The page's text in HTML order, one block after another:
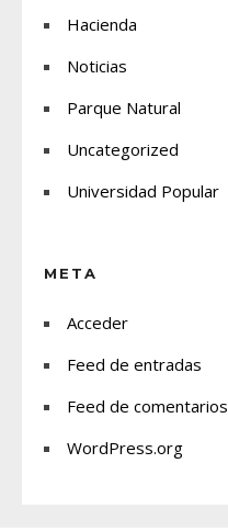
Hacienda
Noticias
Parque Natural
Uncategorized
Universidad Popular
META
Acceder
Feed de entradas
Feed de comentarios
WordPress.org